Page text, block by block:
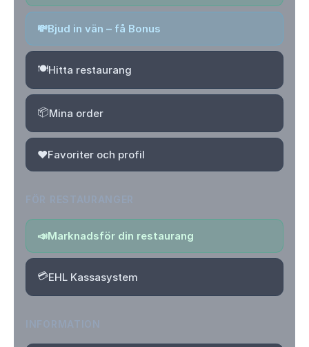
💸Bjud in vän – få Bonus
🍽️Hitta restaurang
📦Mina order
❤️Favoriter och profil
📣Marknadsför din restaurang
💳EHL Kassasystem